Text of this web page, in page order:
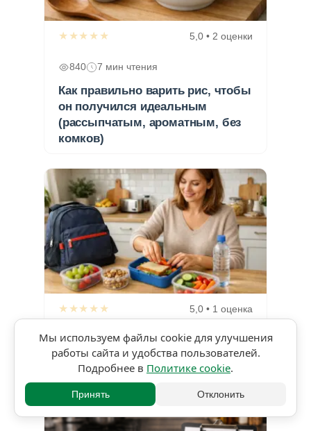
★★★★★ 5,0 • 2 оценки
840 7 мин чтения
Как правильно варить рис, чтобы
он получился идеальным
(рассыпчатым, ароматным, без
комков)
★★★★★ 5,0 • 1 оценка
328 6 мин чтения
Рацион школьника: полезные
продукты и удобные перекусы
Мы используем файлы cookie для улучшения
работы сайта и удобства пользователей.
Подробнее в Политике cookie.
Принять Отклонить